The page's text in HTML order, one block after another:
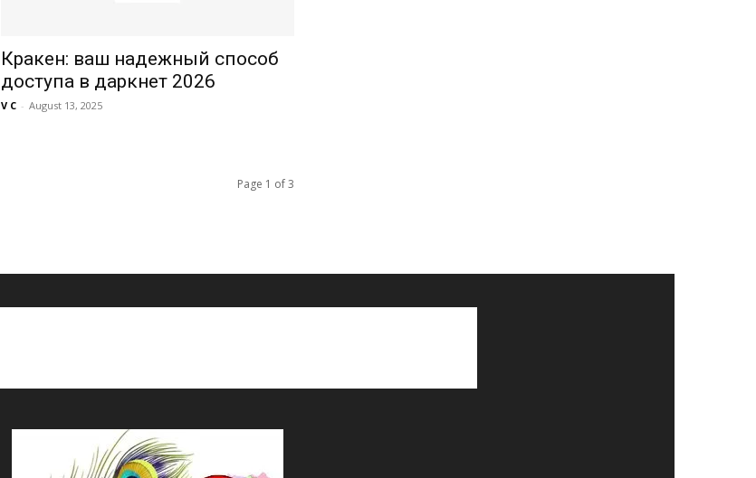
Кракен: ваш надежный способ
доступа в даркнет 2026
V C - August 13, 2025
Page 1 of 3